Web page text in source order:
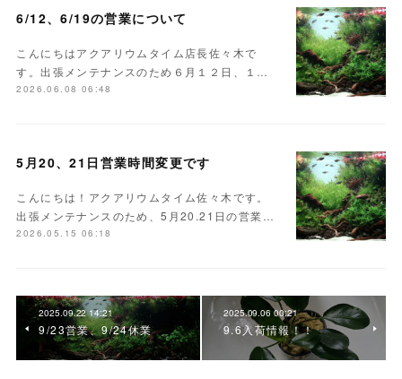
6/12、6/19の営業について
こんにちはアクアリウムタイム店長佐々木で
す。出張メンテナンスのため６月１２日、１…
2026.06.08 06:48
5月20、21日営業時間変更です
こんにちは！アクアリウムタイム佐々木です。
出張メンテナンスのため、5月20.21日の営業…
2026.05.15 06:18
2025.09.22 14:21
9/23営業、9/24休業
2025.09.06 00:21
9.6入荷情報！！